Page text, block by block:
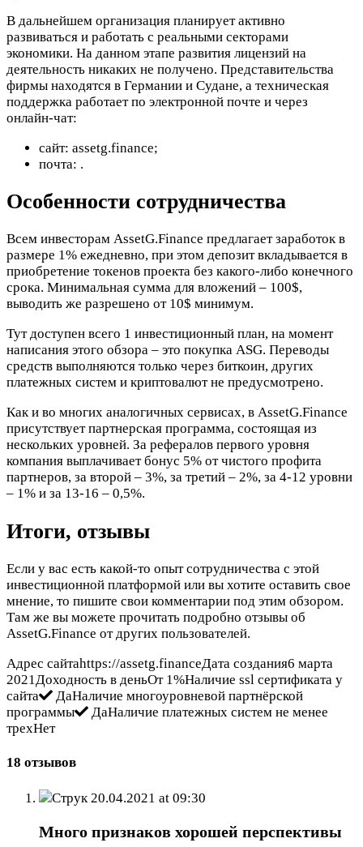
В дальнейшем организация планирует активно
развиваться и работать с реальными секторами
экономики. На данном этапе развития лицензий на
деятельность никаких не получено. Представительства
фирмы находятся в Германии и Судане, а техническая
поддержка работает по электронной почте и через
онлайн-чат:
сайт: assetg.finance;
почта: .
Особенности сотрудничества
Всем инвесторам AssetG.Finance предлагает заработок в
размере 1% ежедневно, при этом депозит вкладывается в
приобретение токенов проекта без какого-либо конечного
срока. Минимальная сумма для вложений – 100$,
выводить же разрешено от 10$ минимум.
Тут доступен всего 1 инвестиционный план, на момент
написания этого обзора – это покупка ASG. Переводы
средств выполняются только через биткоин, других
платежных систем и криптовалют не предусмотрено.
Как и во многих аналогичных сервисах, в AssetG.Finance
присутствует партнерская программа, состоящая из
нескольких уровней. За рефералов первого уровня
компания выплачивает бонус 5% от чистого профита
партнеров, за второй – 3%, за третий – 2%, за 4-12 уровни
– 1% и за 13-16 – 0,5%.
Итоги, отзывы
Если у вас есть какой-то опыт сотрудничества с этой
инвестиционной платформой или вы хотите оставить свое
мнение, то пишите свои комментарии под этим обзором.
Там же вы можете прочитать подробно отзывы об
AssetG.Finance от других пользователей.
Адрес сайтаhttps://assetg.financeДата создания6 марта
2021Доходность в деньОт 1%Наличие ssl сертификата у
сайта
ДаНаличие многоуровневой партнёрской
программы
ДаНаличие платежных систем не менее
трехНет
18 отзывов
Струк20.04.2021 at 09:30
Много признаков хорошей перспективы